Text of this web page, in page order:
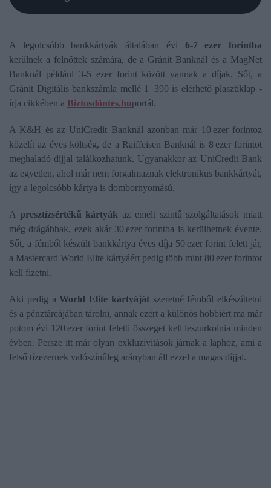
A legolcsóbb bankkártyák általában évi 6-7 ezer forintba
kerülnek a felnőttek számára, de a Gránit Banknál és a MagNet
Banknál például 3-5 ezer forint között vannak a díjak. Sőt, a
Gránit Digitális bankszámla mellé 1 390 is elérhető plasztiklap -
írja cikkében a Biztosdöntés.huportál.
A K&H és az UniCredit Banknál azonban már 10 ezer forintoz
közelít az éves költség, de a Raiffeisen Banknál is 8 ezer forintot
meghaladó díjjal találkozhatunk. Ugyanakkor az UniCredit Bank
az egyetlen, ahol már nem forgalmaznak elektronikus bankkártyát,
így a legolcsóbb kártya is dombornyomású.
A presztízsértékű kártyák az emelt szintű szolgáltatások miatt
még drágábbak, ezek akár 30 ezer forintba is kerülhetnek évente.
Sőt, a fémből készült bankkártya éves díja 50 ezer forint felett jár,
a Mastercard World Elite kártyáért pedig több mint 80 ezer forintot
kell fizetni.
Aki pedig aWorld Elite kártyájátszeretné fémből elkészíttetni
és a pénztárcájában tárolni, annak ezért a különös hobbiért ma már
potom évi 120 ezer forint feletti összeget kell leszurkolnia minden
évben. Persze itt már olyan exkluzivitások járnak a laphoz, ami a
felső tízezernek valószínűleg arányban áll ezzel a magas díjjal.